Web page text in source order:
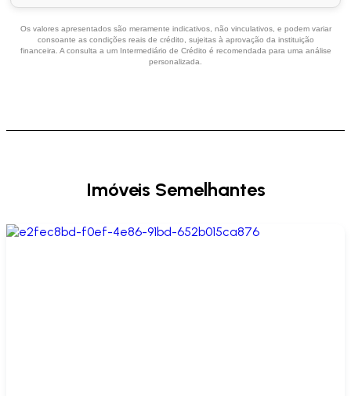
Os valores apresentados são meramente indicativos, não vinculativos, e podem variar
consoante as condições reais de crédito, sujeitas à aprovação da instituição
financeira. A consulta a um Intermediário de Crédito é recomendada para uma análise
personalizada.
Imóveis Semelhantes